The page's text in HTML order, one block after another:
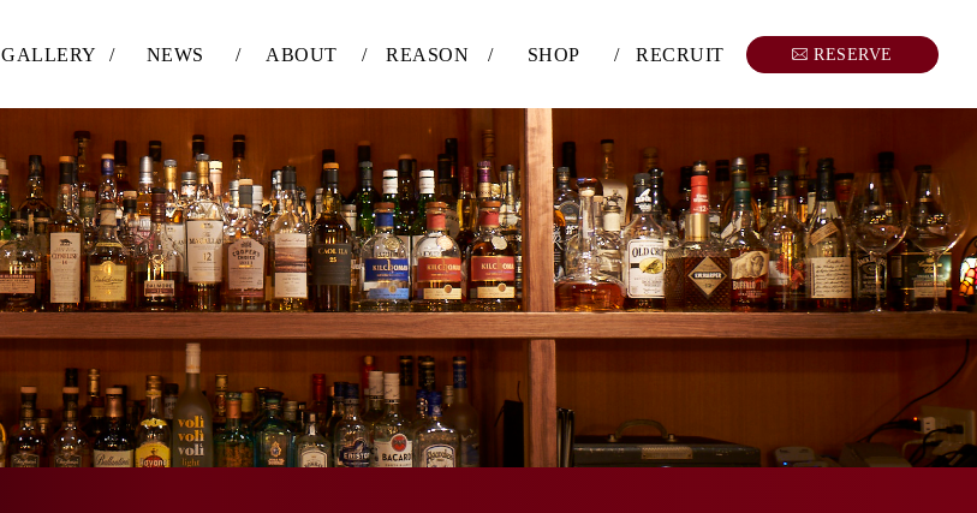
GALLERY / NEWS / ABOUT / REASON / SHOP / RECRUIT RESERVE